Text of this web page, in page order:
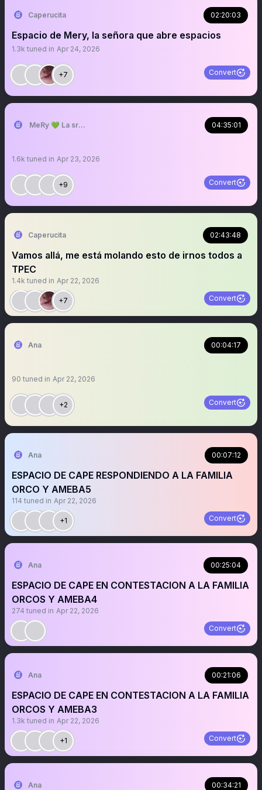
Caperucita 02:20:03
Espacio de Mery, la señora que abre espacios
1.3k tuned in Apr 24, 2026
+7 Convert
MeRy 💚 La sra que abre los espacios 04:35:01
1.6k tuned in Apr 23, 2026
+9 Convert
Caperucita 02:43:48
Vamos allá, me está molando esto de irnos todos a
TPEC
1.4k tuned in Apr 22, 2026
+7 Convert
Ana 00:04:17
90 tuned in Apr 22, 2026
+2 Convert
Ana 00:07:12
ESPACIO DE CAPE RESPONDIENDO A LA FAMILIA
ORCO Y AMEBA5
114 tuned in Apr 22, 2026
+1 Convert
Ana 00:25:04
ESPACIO DE CAPE EN CONTESTACION A LA FAMILIA
ORCOS Y AMEBA4
274 tuned in Apr 22, 2026
Convert
Ana 00:21:06
ESPACIO DE CAPE EN CONTESTACION A LA FAMILIA
ORCOS Y AMEBA3
1.3k tuned in Apr 22, 2026
+1 Convert
Ana 00:34:21